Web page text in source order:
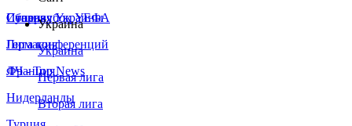
Сборная Украины
Италия
Германия
Франция
Нидерланды
Суперкубок УЕФА
Лига конференций
ЛЧ - Top News
Украина
Украина
Первая лига
Вторая лига